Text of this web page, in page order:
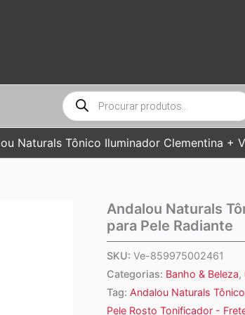
Pesquisar
produtos
Naturals Tônico Iluminador Clementina +
Andalou Naturals
para Pele Radiante
SKU: Ve-859975002461
Categorias: Banho & Beleza,
Tag: Andalou Naturals
Pele Rosto Tonificador -